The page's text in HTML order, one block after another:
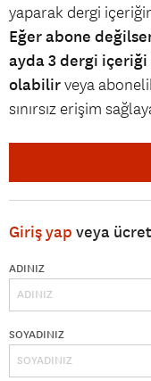
yaparak dergi
Eğer abone
ayda 3 dergi içeriği
olabilirveya
sınırsız erişim
Giriş yap veya
ADINIZ
SOYADINIZ